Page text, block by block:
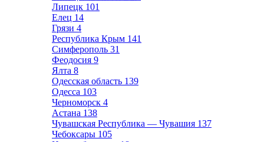
Липецк 101
Елец 14
Грязи 4
Республика Крым 141
Симферополь 31
Феодосия 9
Ялта 8
Одесская область 139
Одесса 103
Черноморск 4
Астана 138
Чувашская Республика — Чувашия 137
Чебоксары 105